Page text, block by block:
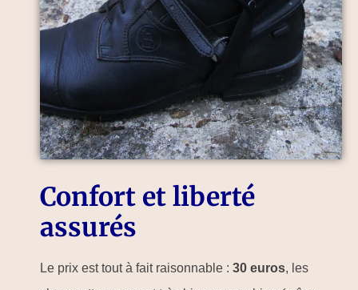
Confort et liberté
assurés
Le prix est tout à fait raisonnable : 30 euros, les